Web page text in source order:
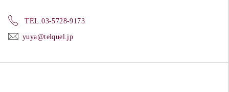
TEL.03-5728-9173
yuya@telquel.jp